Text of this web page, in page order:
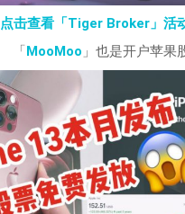
点击查看「Tiger Broker」活
「MooMoo 」也是开户苹果